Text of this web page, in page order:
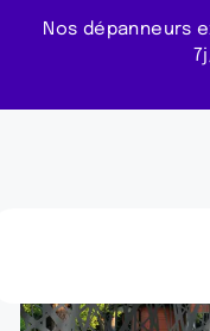
Nos dépanneurs